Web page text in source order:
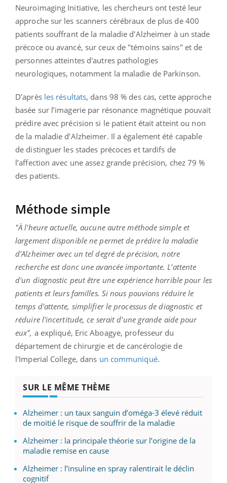
Neuroimaging Initiative, les chercheurs ont testé leur
approche sur les scanners cérébraux de plus de 400
patients souffrant de la maladie d'Alzheimer à un stade
précoce ou avancé, sur ceux de "témoins sains" et de
personnes atteintes d'autres pathologies
neurologiques, notamment la maladie de Parkinson.
D’après les résultats, dans 98 % des cas, cette approche
basée sur l’imagerie par résonance magnétique pouvait
prédire avec précision si le patient était atteint ou non
de la maladie d'Alzheimer. Il a également été capable
de distinguer les stades précoces et tardifs de
l’affection avec une assez grande précision, chez 79 %
des patients.
Méthode simple
"À l'heure actuelle, aucune autre méthode simple et
largement disponible ne permet de prédire la maladie
d'Alzheimer avec un tel degré de précision, notre
recherche est donc une avancée importante. L'attente
d'un diagnostic peut être une expérience horrible pour les
patients et leurs familles. Si nous pouvions réduire le
temps d'attente, simplifier le processus de diagnostic et
réduire l'incertitude, ce serait d'une grande aide pour
eux", a expliqué, Eric Aboagye, professeur du
département de chirurgie et de cancérologie de
l'Imperial College, dans un communiqué.
SUR LE MÊME THÈME
Alzheimer : un taux sanguin d’oméga-3 élevé réduit
de moitié le risque de souffrir de la maladie
Alzheimer : la principale théorie sur l’origine de la
maladie remise en cause
Alzheimer : l’insuline en spray ralentirait le déclin
cognitif